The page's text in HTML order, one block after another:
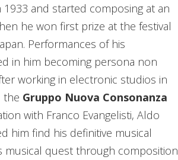
and started composing at an
he won first prize at the festival
Performances of his
in him becoming persona non
working in electronic studios in
the Gruppo Nuova Consonanza
with Franco Evangelisti, Aldo
him find his definitive musical
musical quest through composition